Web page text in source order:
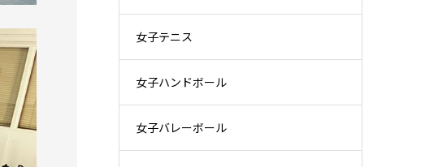
女子テニス
女子ハンドボール
女子バレーボール